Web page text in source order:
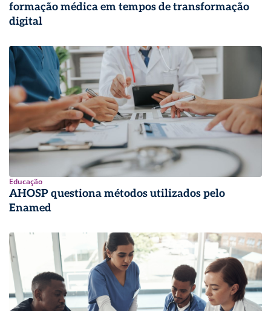
formação médica em tempos de transformação
digital
Educação
AHOSP questiona métodos utilizados pelo
Enamed